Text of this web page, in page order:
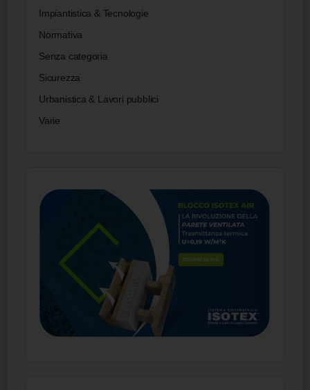
Impiantistica & Tecnologie
Normativa
Senza categoria
Sicurezza
Urbanistica & Lavori pubblici
Varie